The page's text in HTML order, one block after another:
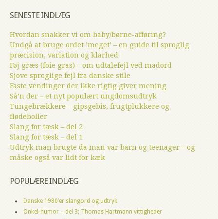
SENESTE INDLÆG
Hvordan snakker vi om baby/børne-afføring?
Undgå at bruge ordet ’meget’ – en guide til sproglig
præcision, variation og klarhed
Føj græs (foie gras) – om udtalefejl ved madord
Sjove sproglige fejl fra danske stile
Faste vendinger der ikke rigtig giver mening
Så’n der – et nyt populært ungdomsudtryk
Tungebrækkere – gipsgebis, frugtplukkere og
flødeboller
Slang for tæsk – del 2
Slang for tæsk – del 1
Udtryk man brugte da man var barn og teenager – og
måske også var lidt for kæk
POPULÆRE INDLÆG
Danske 1980’er slangord og udtryk
Onkel-humor – del 3; Thomas Hartmann vittigheder